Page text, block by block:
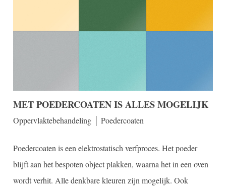
MET POEDERCOATEN IS ALLES MOGELIJK
Oppervlaktebehandeling │ Poedercoaten
Poedercoaten is een elektrostatisch verfproces. Het poeder
blijft aan het bespoten object plakken, waarna het in een oven
wordt verhit. Alle denkbare kleuren zijn mogelijk. Ook